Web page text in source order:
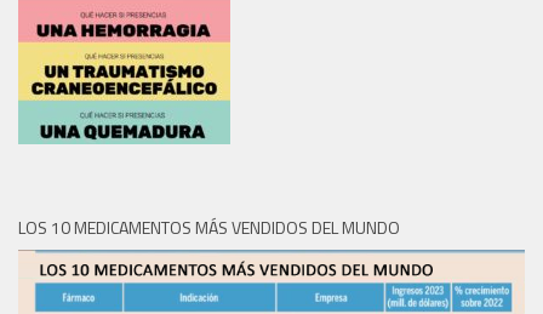
LOS 10 MEDICAMENTOS MÁS VENDIDOS DEL MUNDO